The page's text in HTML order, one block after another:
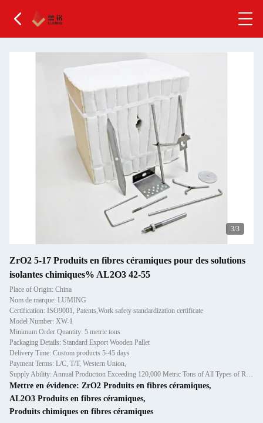
1/3
ZrO2 5-17 Produits en fibres céramiques pour des solutions
isolantes chimiques% AL2O3 42-55
Place of Origin: China
Nom de marque: LUMING
Certification: ISO9001, Patents,Work safety standardization certificate
Model Number: XW-1
Minimum Order Quantity: 5 metric tons
Packaging Details: Standard Export Wooden Pallet
Delivery Time: Custom products 5-45 days
Payment Terms: L/C, T/T, Western Union,
Supply Ability: Annual Production Exceeding 120,000 Metric Tons of All Types of Refractory Materials Including Castables, Preforms, and Bric
Mettre en évidence: ZrO2 Produits en fibres céramiques,
AL2O3 Produits en fibres céramiques,
Produits chimiques en fibres céramiques